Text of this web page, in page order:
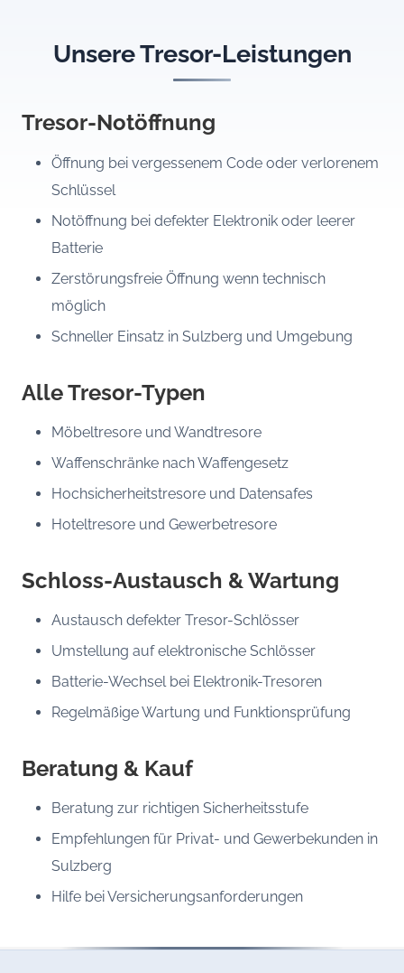
Unsere Tresor-Leistungen
Tresor-Notöffnung
Öffnung bei vergessenem Code oder verlorenem
Schlüssel
Notöffnung bei defekter Elektronik oder leerer
Batterie
Zerstörungsfreie Öffnung wenn technisch
möglich
Schneller Einsatz in Sulzberg und Umgebung
Alle Tresor-Typen
Möbeltresore und Wandtresore
Waffenschränke nach Waffengesetz
Hochsicherheitstresore und Datensafes
Hoteltresore und Gewerbetresore
Schloss-Austausch & Wartung
Austausch defekter Tresor-Schlösser
Umstellung auf elektronische Schlösser
Batterie-Wechsel bei Elektronik-Tresoren
Regelmäßige Wartung und Funktionsprüfung
Beratung & Kauf
Beratung zur richtigen Sicherheitsstufe
Empfehlungen für Privat- und Gewerbekunden in
Sulzberg
Hilfe bei Versicherungsanforderungen